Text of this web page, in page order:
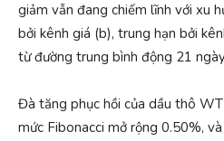
giảm vẫn đang chiếm lĩnh với xu
bởi kênh giá (b), trung hạn bởi
từ đường trung bình động 21
Đà tăng phục hồi của dầu thô
mức Fibonacci mở rộng 0.50%,